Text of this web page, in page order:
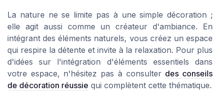
La nature ne se limite pas à une simple décoration ;
elle agit aussi comme un créateur d'ambiance. En
intégrant des éléments naturels, vous créez un espace
qui respire la détente et invite à la relaxation. Pour plus
d'idées sur l'intégration d'éléments essentiels dans
votre espace, n'hésitez pas à consulter des conseils
de décoration réussie qui complètent cette thématique.